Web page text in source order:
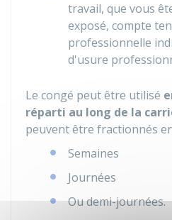
travail, que vous
exposé, compte
professionnelle
d'usure
Le congé peut être utilisé
réparti au long de la
peuvent être fractionnés
Semaines
Journées
Ou demi-journées.